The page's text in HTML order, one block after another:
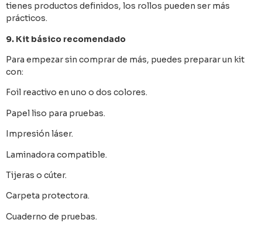
tienes productos definidos, los rollos pueden ser más
prácticos.
9. Kit básico recomendado
Para empezar sin comprar de más, puedes preparar un kit
con:
Foil reactivo en uno o dos colores.
Papel liso para pruebas.
Impresión láser.
Laminadora compatible.
Tijeras o cúter.
Carpeta protectora.
Cuaderno de pruebas.